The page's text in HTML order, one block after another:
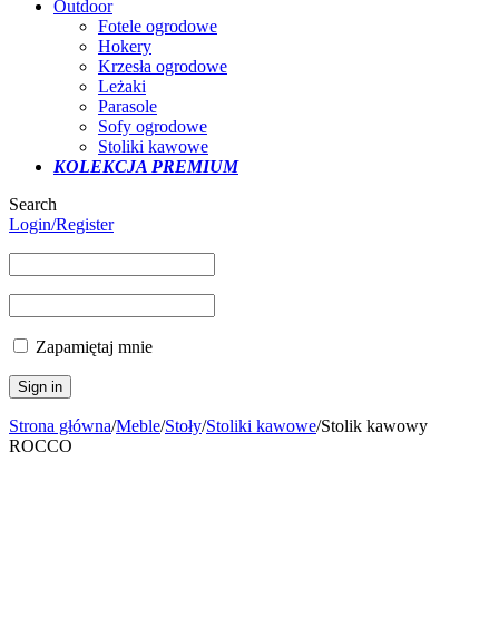
Outdoor
Fotele ogrodowe
Hokery
Krzesła ogrodowe
Leżaki
Parasole
Sofy ogrodowe
Stoliki kawowe
KOLEKCJA PREMIUM
Search
Login/Register
Zapamiętaj mnie
Strona główna/Meble/Stoły/Stoliki kawowe/Stolik kawowy
ROCCO